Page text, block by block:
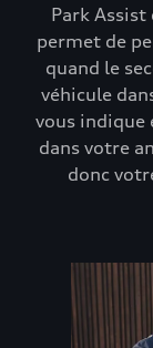
Park Assist
permet de
quand le
véhicule
vous indique
dans votre
donc